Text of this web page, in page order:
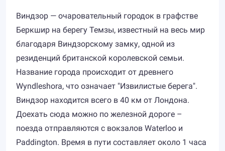
Виндзор — очаровательный городок в графстве
Беркшир на берегу Темзы, известный на весь мир
благодаря Виндзорскому замку, одной из
резиденций британской королевской семьи.
Название города происходит от древнего
Wyndleshora, что означает "Извилистые берега".
Виндзор находится всего в 40 км от Лондона.
Доехать сюда можно по железной дороге –
поезда отправляются с вокзалов Waterloo и
Paddington. Время в пути составляет около 1 часа